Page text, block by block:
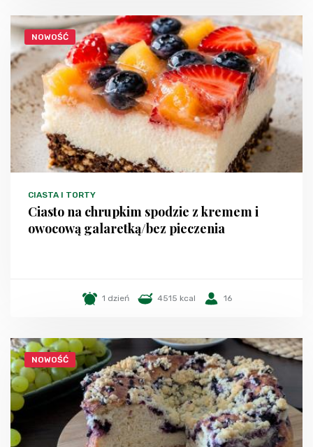
NOWOŚĆ
CIASTA I TORTY
Ciasto na chrupkim spodzie z kremem i
owocową galaretką/bez pieczenia
1 dzień 4515 kcal 16
NOWOŚĆ